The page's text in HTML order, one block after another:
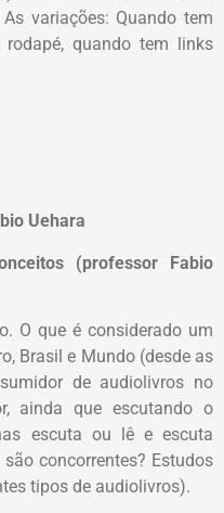
variações: Quando tem
quando tem links
Uehara
(professor Fabio
O que é considerado um
Brasil e Mundo (desde as
de audiolivros no
ainda que escutando o
escuta ou lê e escuta
concorrentes? Estudos
tipos de audiolivros).